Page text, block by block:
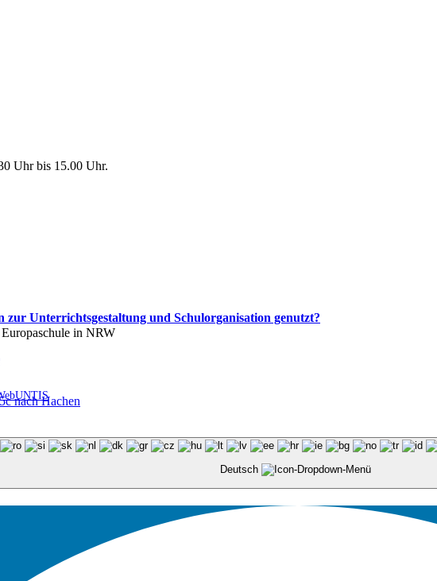
zur Unterrichtsgestaltung und Schulorganisation genutzt?
Uhr bis 15.00 Uhr.
in NRW
nach Hachen
Deutsch